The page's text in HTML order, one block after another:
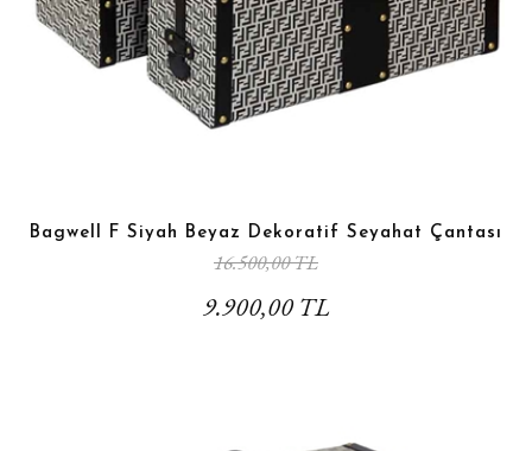
Bagwell F Siyah Beyaz Dekoratif Seyahat Çantası
16.500,00 TL
9.900,00 TL